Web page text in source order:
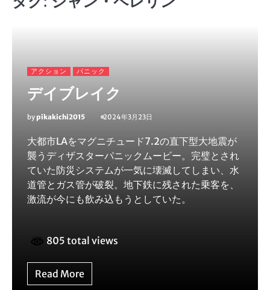
アクション パニック
デイブレイク
by pikakichi2015 2024年3月23日
大都市LAをマグニチュード7.2の直下型大地震が
襲うディザスターパニックムービー。完璧とされ
ていた防災システムが一気に壊滅してしまい、水
道管とガス管が破裂。地下鉄に残された乗客を、
激流が今にも飲み込もうとしていた。
805 total views
Read More